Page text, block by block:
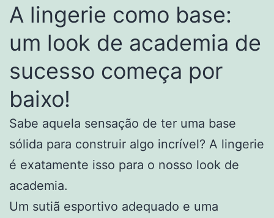
A lingerie como base:
um look de academia de
sucesso começa por
baixo!
Sabe aquela sensação de ter uma base
sólida para construir algo incrível? A lingerie
é exatamente isso para o nosso look de
academia.
Um sutiã esportivo adequado e uma